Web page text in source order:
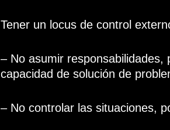
Tener un locus de control
– No asumir
capacidad de solución de
– No controlar las situaciones,